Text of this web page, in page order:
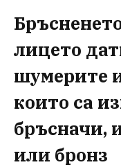
лицето
шумерите
които са
бръсначи,
или бронз